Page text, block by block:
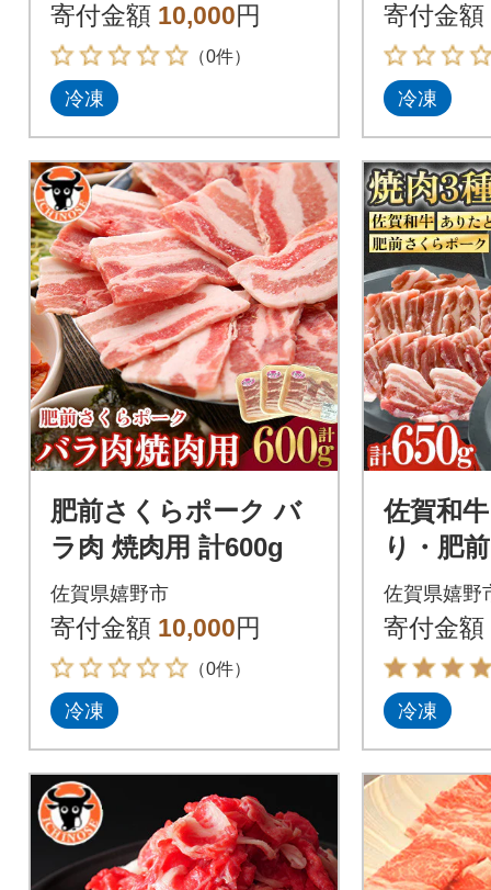
寄付金額 10,000円
（0件）
冷凍
寄付金額
冷凍
肥前さくらポーク バ
ラ肉 焼肉用 計600g
佐賀県嬉野市
寄付金額 10,000円
（0件）
冷凍
佐賀和
り・肥
ク 焼肉
佐賀県嬉野
寄付金額
冷凍